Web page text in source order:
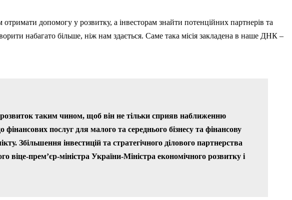
допомогу у розвитку, а інвесторам знайти потенційних партнерів та
набагато більше, ніж нам здається. Саме така місія закладена в наше ДНК –
таким чином, щоб він не тільки сприяв наближенню
фінансових послуг для малого та середнього бізнесу та фінансову
Збільшення інвестицій та стратегічного ділового партнерства
прем’єр-міністра України-Міністра економічного розвитку і